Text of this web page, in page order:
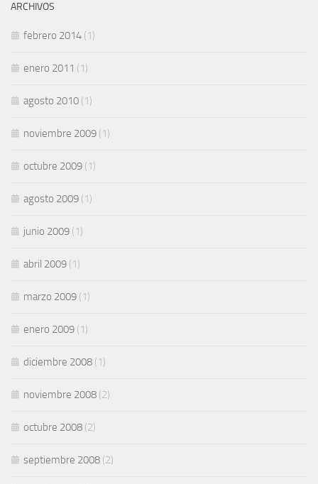
ARCHIVOS
febrero 2014 (1)
enero 2011 (1)
agosto 2010 (1)
noviembre 2009 (1)
octubre 2009 (1)
agosto 2009 (1)
junio 2009 (1)
abril 2009 (1)
marzo 2009 (1)
enero 2009 (1)
diciembre 2008 (1)
noviembre 2008 (2)
octubre 2008 (2)
septiembre 2008 (2)